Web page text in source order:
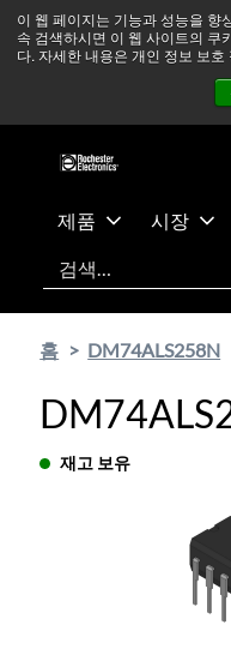
이 웹 페이지는 기능과 성능을 향
속 검색하시면 이 웹 사이트의 쿠
다. 자세한 내용은 개인 정보 보
츠
건
중동 지역 상황을 지속적
정상적으로 운영
뉴
제품 시장
검색
홈 DM74ALS258N
재고 보유